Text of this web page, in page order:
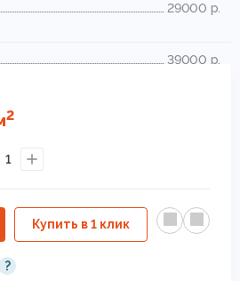
29000 р.
39000 р.
2
1
Купить в 1 клик
?